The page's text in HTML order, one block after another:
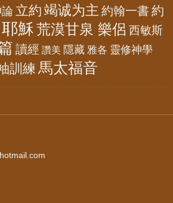
立約 竭诚为主 約翰一書 約
耶穌荒漠甘泉 樂侶 西敏斯
讀經 讚美 隱藏 雅各 靈修神學
訓練 馬太福音